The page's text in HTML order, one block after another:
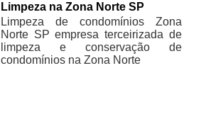
Limpeza na Zona Norte SP
Limpeza de condomínios Zona
Norte SP empresa terceirizada de
limpeza e conservação de
condomínios na Zona Norte